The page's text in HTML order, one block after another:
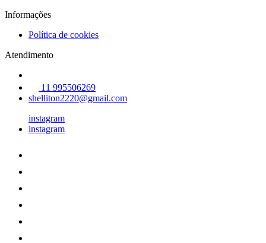
Informações
Política de cookies
Atendimento
11 995506269
shelliton2220@gmail.com
instagram
instagram